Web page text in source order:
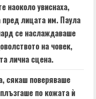
наоколо увиснаха,
пред лицата им. Паула
се наслаждаваше
на човек,
лична сцена.
сякаш поверяваше
по кожата ѝ